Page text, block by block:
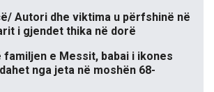
Autori dhe viktima u përfshinë në
i gjendet thika në dorë
familjen e Messit, babai i ikones
nga jeta në moshën 68-